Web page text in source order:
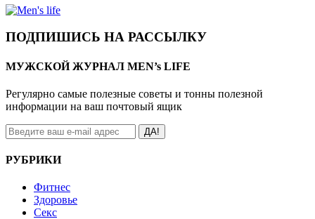
ПОДПИШИСЬ НА РАССЫЛКУ
МУЖСКОЙ ЖУРНАЛ MEN’s LIFE
Регулярно самые полезные советы и тонны полезной
информации на ваш почтовый ящик
ДА!
РУБРИКИ
Фитнес
Здоровье
Секс